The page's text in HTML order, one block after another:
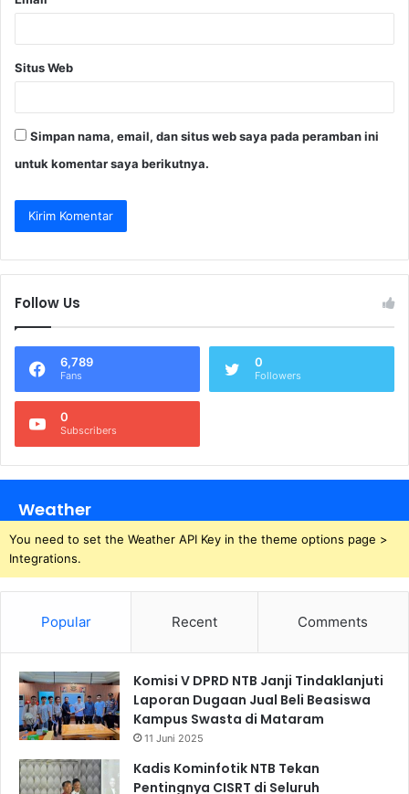
Situs Web
Simpan nama, email, dan situs web saya pada peramban ini
untuk komentar saya berikutnya.
Follow Us
6,789
Fans
0
Followers
0
Subscribers
Weather
You need to set the Weather API Key in the theme options page >
Integrations.
Popular Recent Comments
Komisi V DPRD NTB Janji Tindaklanjuti
Laporan Dugaan Jual Beli Beasiswa
Kampus Swasta di Mataram
11 Juni 2025
Kadis Kominfotik NTB Tekan
Pentingnya CISRT di Seluruh